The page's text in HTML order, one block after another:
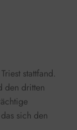
stattfand.
den dritten
sich den